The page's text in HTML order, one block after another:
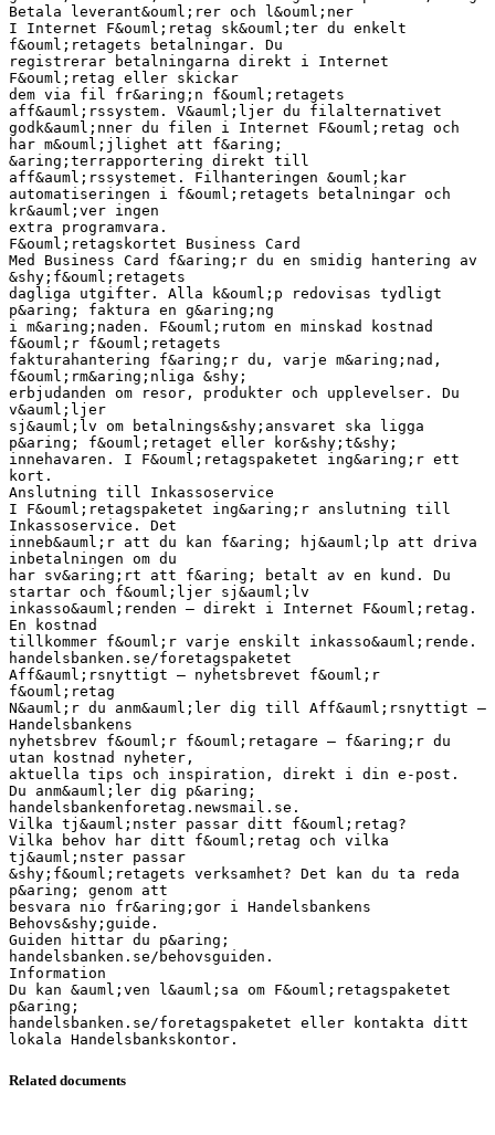
Betala leverant&ouml;rer och l&ouml;ner
I Internet F&ouml;retag sk&ouml;ter du enkelt
f&ouml;retagets betalningar. Du
registrerar betalningarna direkt i Internet
F&ouml;retag eller skickar
dem via fil fr&aring;n f&ouml;retagets
aff&auml;rssystem. V&auml;ljer du filalternativet
godk&auml;nner du filen i Internet F&ouml;retag och
har m&ouml;jlighet att f&aring;
&aring;terrapportering direkt till
aff&auml;rssystemet. Filhanteringen &ouml;kar
automatiseringen i f&ouml;retagets betalningar och
kr&auml;ver ingen
extra programvara.
F&ouml;retagskortet Business Card
Med Business Card f&aring;r du en smidig hantering av
&shy;f&ouml;retagets
dagliga utgifter. Alla k&ouml;p redovisas tydligt
p&aring; faktura en g&aring;ng
i m&aring;naden. F&ouml;rutom en minskad kostnad
f&ouml;r f&ouml;retagets
fakturahantering f&aring;r du, varje m&aring;nad,
f&ouml;rm&aring;nliga &shy;
erbjudanden om resor, produkter och upplevelser. Du
v&auml;ljer
sj&auml;lv om betalnings&shy;ansvaret ska ligga
p&aring; f&ouml;retaget eller kor&shy;t&shy;
innehavaren. I F&ouml;retagspaketet ing&aring;r ett
kort.
Anslutning till Inkassoservice
I F&ouml;retagspaketet ing&aring;r anslutning till
Inkassoservice. Det
inneb&auml;r att du kan f&aring; hj&auml;lp att driva
inbetalningen om du
har sv&aring;rt att f&aring; betalt av en kund. Du
startar och f&ouml;ljer sj&auml;lv
inkasso&auml;renden – direkt i Internet F&ouml;retag.
En kostnad
tillkommer f&ouml;r varje enskilt inkasso&auml;rende.
handelsbanken.se/foretagspaketet
Aff&auml;rsnyttigt – nyhetsbrevet f&ouml;r
f&ouml;retag
N&auml;r du anm&auml;ler dig till Aff&auml;rsnyttigt –
Handelsbankens
nyhetsbrev f&ouml;r f&ouml;retagare – f&aring;r du
utan kostnad nyheter,
aktuella tips och inspiration, direkt i din e-post.
Du anm&auml;ler dig p&aring;
handelsbankenforetag.newsmail.se.
Vilka tj&auml;nster passar ditt f&ouml;retag?
Vilka behov har ditt f&ouml;retag och vilka
tj&auml;nster passar
&shy;f&ouml;retagets verksamhet? Det kan du ta reda
p&aring; genom att
besvara nio fr&aring;gor i Handelsbankens
Behovs&shy;guide.
Guiden hittar du p&aring;
handelsbanken.se/behovsguiden.
Information
Du kan &auml;ven l&auml;sa om F&ouml;retagspaketet
p&aring;
handelsbanken.se/foretagspaketet eller kontakta ditt
Related documents